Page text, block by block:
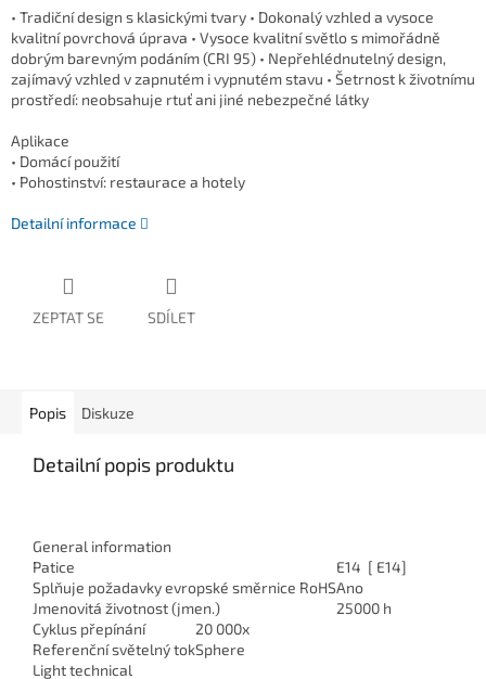
• Tradiční design s klasickými tvary • Dokonalý vzhled a vysoce
kvalitní povrchová úprava • Vysoce kvalitní světlo s mimořádně
dobrým barevným podáním (CRI 95) • Nepřehlédnutelný design,
zajímavý vzhled v zapnutém i vypnutém stavu • Šetrnost k životnímu
prostředí: neobsahuje rtuť ani jiné nebezpečné látky
Aplikace
• Domácí použití
• Pohostinství: restaurace a hotely
Detailní informace
ZEPTAT SE SDÍLET
Popis Diskuze
Detailní popis produktu
General information
Patice
E14 [ E14]
Splňuje požadavky evropské směrnice RoHSAno
Jmenovitá životnost (jmen.)
25000 h
Cyklus přepínání
20 000x
Referenční světelný tokSphere
Light technical